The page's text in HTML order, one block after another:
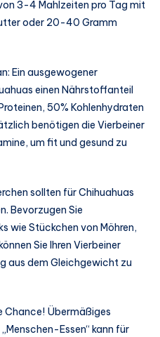
3-4 Mahlzeiten pro Tag mit
oder 20-40 Gramm
Ein ausgewogener
einen Nährstoffanteil
50% Kohlenhydraten
benötigen die Vierbeiner
um fit und gesund zu
sollten für Chihuahuas
Bevorzugen Sie
wie Stückchen von Möhren,
Sie Ihren Vierbeiner
aus dem Gleichgewicht zu
Chance! Übermäßiges
Essen“ kann für